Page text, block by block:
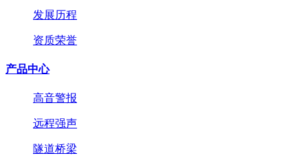
发展历程
资质荣誉
产品中心
高音警报
远程强声
隧道桥梁